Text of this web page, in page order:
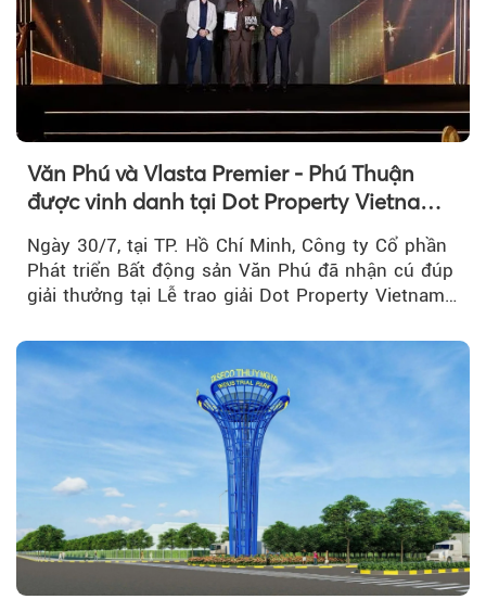
Văn Phú và Vlasta Premier - Phú Thuận
được vinh danh tại Dot Property Vietnam
Ngày 30/7, tại TP. Hồ Chí Minh, Công ty Cổ phần
Phát triển Bất động sản Văn Phú đã nhận cú đúp
giải thưởng tại Lễ trao giải Dot Property Vietnam